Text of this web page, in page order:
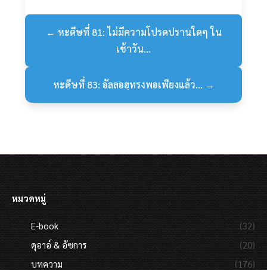
← หะดีษที่ 81: ไม่มีความโปรดปรานใดๆ ใน
เช้าวัน...
หะดีษที่ 83: อัลลอฮฺทรงพอเพียงแล้ว... →
หมวดหมู่
E-book
(32)
ดุอาอ์ & อัซการ
(20)
บทความ
(176)